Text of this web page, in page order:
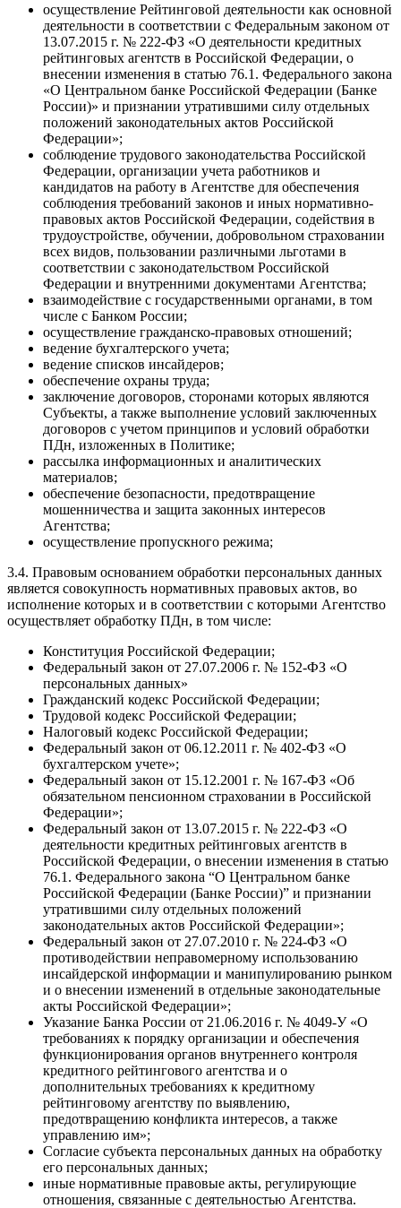
осуществление Рейтинговой деятельности как основной
деятельности в соответствии с Федеральным законом от
13.07.2015 г. № 222-ФЗ «О деятельности кредитных
рейтинговых агентств в Российской Федерации, о
внесении изменения в статью 76.1. Федерального закона
«О Центральном банке Российской Федерации (Банке
России)» и признании утратившими силу отдельных
положений законодательных актов Российской
Федерации»;
соблюдение трудового законодательства Российской
Федерации, организации учета работников и
кандидатов на работу в Агентстве для обеспечения
соблюдения требований законов и иных нормативно-
правовых актов Российской Федерации, содействия в
трудоустройстве, обучении, добровольном страховании
всех видов, пользовании различными льготами в
соответствии с законодательством Российской
Федерации и внутренними документами Агентства;
взаимодействие с государственными органами, в том
числе с Банком России;
осуществление гражданско-правовых отношений;
ведение бухгалтерского учета;
ведение списков инсайдеров;
обеспечение охраны труда;
заключение договоров, сторонами которых являются
Субъекты, а также выполнение условий заключенных
договоров с учетом принципов и условий обработки
ПДн, изложенных в Политике;
рассылка информационных и аналитических
материалов;
обеспечение безопасности, предотвращение
мошенничества и защита законных интересов
Агентства;
осуществление пропускного режима;
3.4. Правовым основанием обработки персональных данных
является совокупность нормативных правовых актов, во
исполнение которых и в соответствии с которыми Агентство
осуществляет обработку ПДн, в том числе:
Конституция Российской Федерации;
Федеральный закон от 27.07.2006 г. № 152-ФЗ «О
персональных данных»
Гражданский кодекс Российской Федерации;
Трудовой кодекс Российской Федерации;
Налоговый кодекс Российской Федерации;
Федеральный закон от 06.12.2011 г. № 402-ФЗ «О
бухгалтерском учете»;
Федеральный закон от 15.12.2001 г. № 167-ФЗ «Об
обязательном пенсионном страховании в Российской
Федерации»;
Федеральный закон от 13.07.2015 г. № 222-ФЗ «О
деятельности кредитных рейтинговых агентств в
Российской Федерации, о внесении изменения в статью
76.1. Федерального закона “О Центральном банке
Российской Федерации (Банке России)” и признании
утратившими силу отдельных положений
законодательных актов Российской Федерации»;
Федеральный закон от 27.07.2010 г. № 224-ФЗ «О
противодействии неправомерному использованию
инсайдерской информации и манипулированию рынком
и о внесении изменений в отдельные законодательные
акты Российской Федерации»;
Указание Банка России от 21.06.2016 г. № 4049-У «О
требованиях к порядку организации и обеспечения
функционирования органов внутреннего контроля
кредитного рейтингового агентства и о
дополнительных требованиях к кредитному
рейтинговому агентству по выявлению,
предотвращению конфликта интересов, а также
управлению им»;
Согласие субъекта персональных данных на обработку
его персональных данных;
иные нормативные правовые акты, регулирующие
отношения, связанные с деятельностью Агентства.